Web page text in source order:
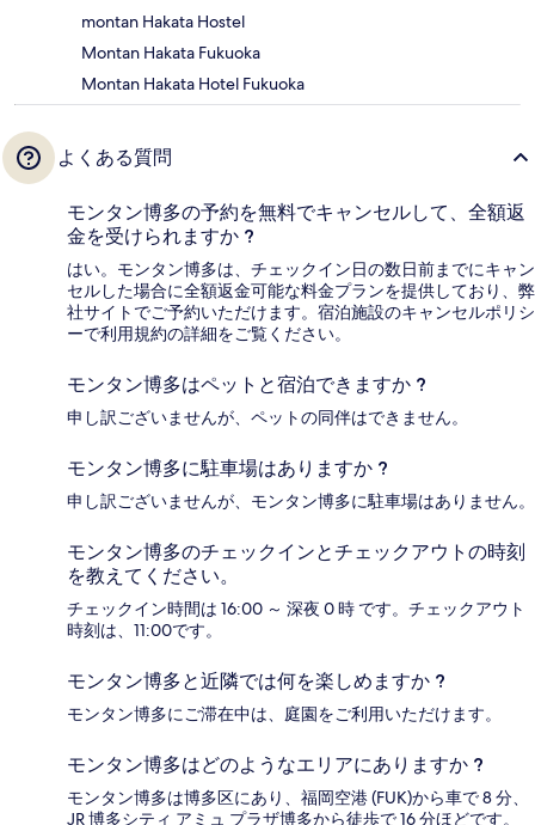
montan Hakata Hostel
Montan Hakata Fukuoka
Montan Hakata Hotel Fukuoka
よくある質問
モンタン博多の予約を無料でキャンセルして、全額返
金を受けられますか ?
はい。モンタン博多は、チェックイン日の数日前までにキャン
セルした場合に全額返金可能な料金プランを提供しており、弊
社サイトでご予約いただけます。宿泊施設のキャンセルポリシ
ーで利用規約の詳細をご覧ください。
モンタン博多はペットと宿泊できますか ?
申し訳ございませんが、ペットの同伴はできません。
モンタン博多に駐車場はありますか ?
申し訳ございませんが、モンタン博多に駐車場はありません。
モンタン博多のチェックインとチェックアウトの時刻
を教えてください。
チェックイン時間は 16:00 ～ 深夜 0 時 です。チェックアウト
時刻は、11:00です。
モンタン博多と近隣では何を楽しめますか ?
モンタン博多にご滞在中は、庭園をご利用いただけます。
モンタン博多はどのようなエリアにありますか ?
モンタン博多は博多区にあり、福岡空港 (FUK)から車で 8 分、
JR 博多シティ アミュ プラザ博多から徒歩で 16 分ほどです。